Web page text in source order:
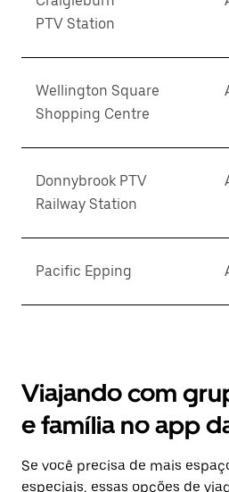
PTV Station
Wellington Square
Shopping Centre
Donnybrook PTV
Railway Station
Pacific Epping
Viajando com
e família no app
Se você precisa de mais
especiais, essas opções de